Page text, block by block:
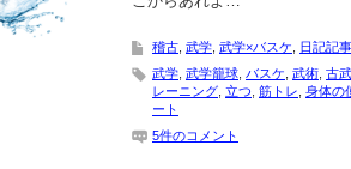
稽古 武学 武学×バスケ
日記記事
武学 武学籠球 バスケ 武術 古
レーニング 立つ 筋トレ 身体の
ート
5件のコメント